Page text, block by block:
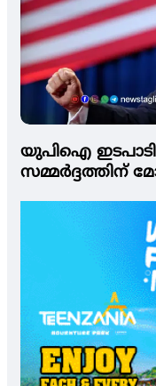
യുപിഐ
സമ്മര്‍ദ്ദത്തിന്